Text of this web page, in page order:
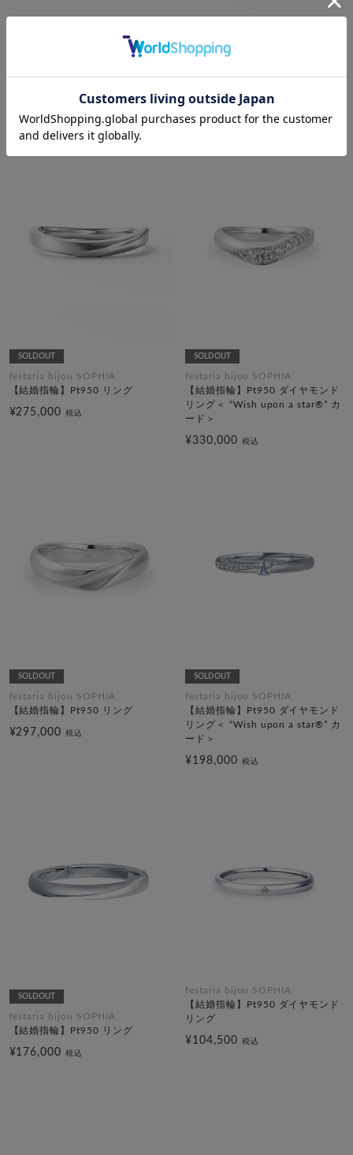
【結婚指輪】Pt950 リング
¥462,000
SOLDOUT
リング
¥253,000 税込
SOLDOUT
festaria bijou SOPHIA
【結婚指輪】Pt950 リング
¥275,000税込
SOLDOUT
festaria bijou SOPHIA
【結婚指輪】Pt950 ダイヤモンド
リング＜ “Wish upon a star®” カ
ード＞
¥330,000 税込
SOLDOUT
festaria bijou SOPHIA
【結婚指輪】Pt950 リング
¥297,000税込
SOLDOUT
festaria bijou SOPHIA
【結婚指輪】Pt950 ダイヤモンド
リング＜ “Wish upon a star®” カ
ード＞
¥198,000 税込
SOLDOUT
festaria bijou SOPHIA
【結婚指輪】Pt950 リング
¥176,000税込
festaria bijou SOPHIA
【結婚指輪】Pt950 ダイヤモンド
リング
¥104,500 税込